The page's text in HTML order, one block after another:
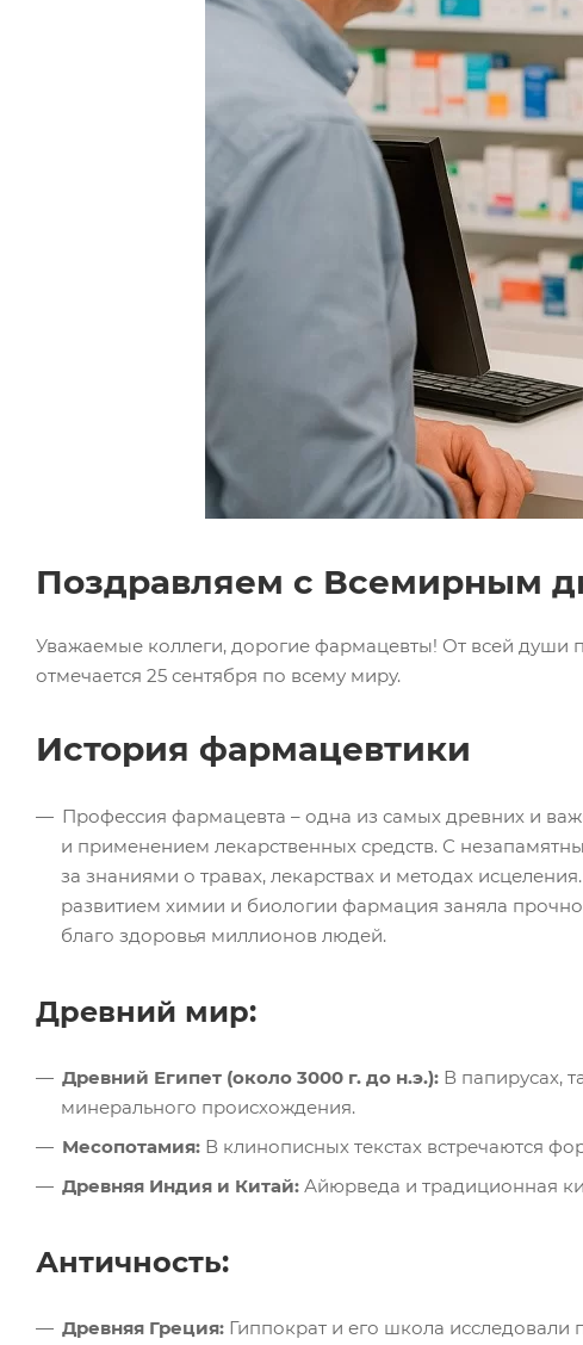
Поздравляем с Всемирным
Уважаемые коллеги, дорогие фармацевты! От всей
отмечается 25 сентября по всему миру.
История фармацевтики
Профессия фармацевта – одна из самых древних и
и применением лекарственных средств. С
за знаниями о травах, лекарствах и методах
развитием химии и биологии фармация заняла
благо здоровья миллионов людей.
Древний мир:
Древний Египет (около 3000 г. до н.э.): В папирусах,
минерального происхождения.
Месопотамия: В клинописных текстах встречаются
Древняя Индия и Китай: Айюрведа и традиционная
Античность:
Древняя Греция: Гиппократ и его школа